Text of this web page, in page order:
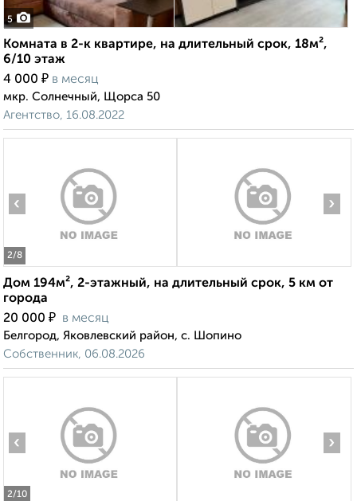
5
Комната в 2-к квартире, на длительный срок, 18м²,
6/10 этаж
4 000 ₽ в месяц
мкр. Солнечный, Щорса 50
Агентство, 16.08.2022
2/8
‹ ›
Дом 194м², 2-этажный, на длительный срок, 5 км от
города
20 000 ₽ в месяц
Белгород, Яковлевский район, с. Шопино
Собственник, 06.08.2026
2/10
‹ ›